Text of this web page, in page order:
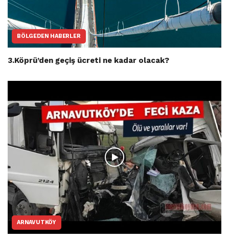
BÖLGEDEN HABERLER
3.Köprü’den geçiş ücreti ne kadar olacak?
ARNAVUTKÖY